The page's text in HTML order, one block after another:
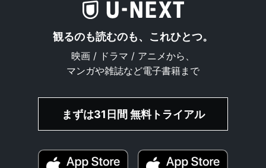
観るのも読むのも、これひとつ。
映画 / ドラマ / アニメから、
マンガや雑誌など電子書籍まで
まずは31日間 無料トライアル